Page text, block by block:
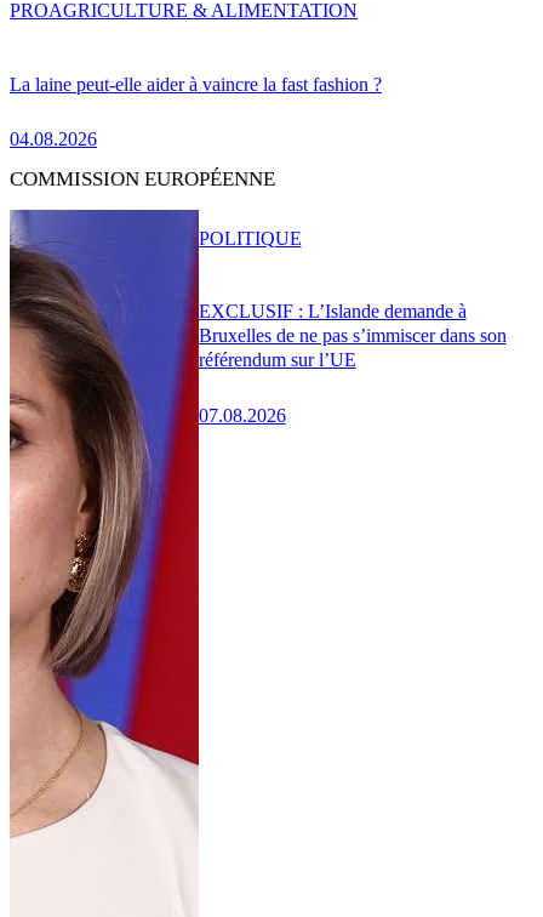
La laine peut-elle aider à vaincre la fast fashion ?
04.08.2026
PROAGRICULTURE & ALIMENTATION
COMMISSION EUROPÉENNE
EXCLUSIF : L’Islande demande à
Bruxelles de ne pas s’immiscer dans son
référendum sur l’UE
07.08.2026
POLITIQUE